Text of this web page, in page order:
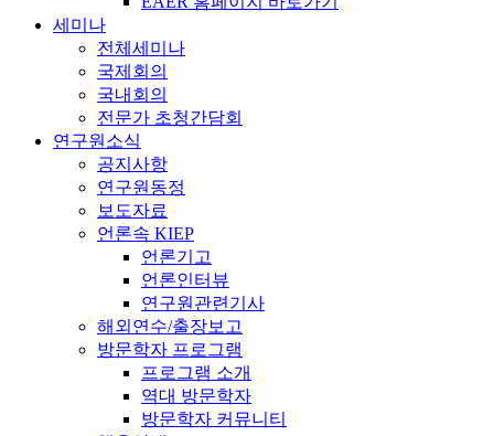
세미나
전체세미나
국제회의
국내회의
전문가 초청간담회
연구원소식
공지사항
연구원동정
보도자료
언론속 KIEP
언론기고
언론인터뷰
연구원관련기사
해외연수/출장보고
방문학자 프로그램
프로그램 소개
역대 방문학자
방문학자 커뮤니티